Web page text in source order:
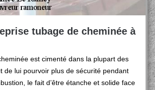
tubage de cheminée à
est cimenté dans la plupart des
de lui pourvoir plus de sécurité pendant
le fait d’être étanche et solide face